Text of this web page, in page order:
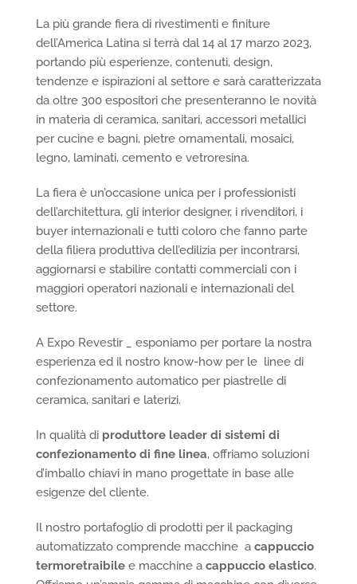
La più grande fiera di rivestimenti e finiture
dell’America Latina si terrà dal 14 al 17 marzo 2023,
portando più esperienze, contenuti, design,
tendenze e ispirazioni al settore e sarà caratterizzata
da oltre 300 espositori che presenteranno le novità
in materia di ceramica, sanitari, accessori metallici
per cucine e bagni, pietre ornamentali, mosaici,
legno, laminati, cemento e vetroresina.
La fiera è un’occasione unica per i professionisti
dell’architettura, gli interior designer, i rivenditori, i
buyer internazionali e tutti coloro che fanno parte
della filiera produttiva dell’edilizia per incontrarsi,
aggiornarsi e stabilire contatti commerciali con i
maggiori operatori nazionali e internazionali del
settore.
A Expo Revestir _ esponiamo per portare la nostra
esperienza ed il nostro know-how per le linee di
confezionamento automatico per piastrelle di
ceramica, sanitari e laterizi.
In qualità di produttore leader di sistemi di
confezionamento di fine linea, offriamo soluzioni
d’imballo chiavi in mano progettate in base alle
esigenze del cliente.
Il nostro portafoglio di prodotti per il packaging
automatizzato comprende macchine a cappuccio
termoretraibilee macchine a cappuccio elastico.